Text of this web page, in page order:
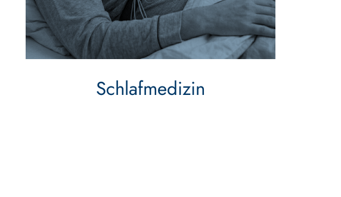
Schlafmedizin